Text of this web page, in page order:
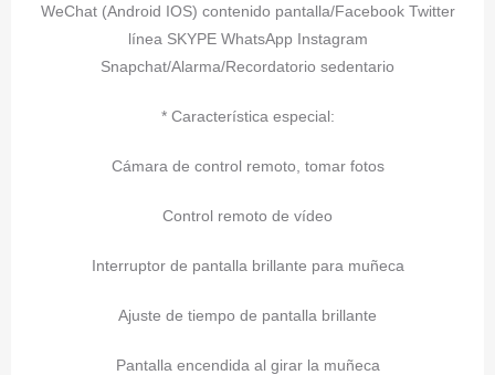
WeChat (Android IOS) contenido pantalla/Facebook Twitter
línea SKYPE WhatsApp Instagram
Snapchat/Alarma/Recordatorio sedentario
* Característica especial:
Cámara de control remoto, tomar fotos
Control remoto de vídeo
Interruptor de pantalla brillante para muñeca
Ajuste de tiempo de pantalla brillante
Pantalla encendida al girar la muñeca